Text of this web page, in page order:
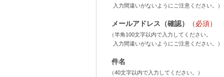
入力間違いがないようにご注意ください。）
メールアドレス（確認） （必須）
（半角100文字以内で入力してください。
入力間違いがないようにご注意ください。）
件名
（40文字以内で入力してください。）